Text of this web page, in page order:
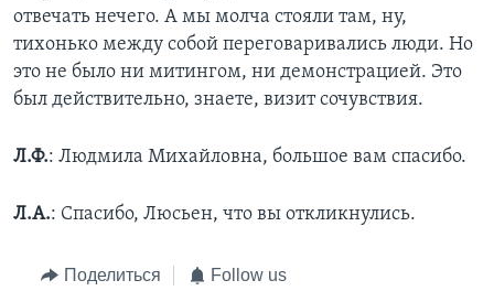
отвечать нечего. А мы молча стояли там, ну,
тихонько между собой переговаривались люди. Но
это не было ни митингом, ни демонстрацией. Это
был действительно, знаете, визит сочувствия.
Л.Ф.: Людмила Михайловна, большое вам спасибо.
Л.А.: Спасибо, Люсьен, что вы откликнулись.
Поделиться Follow us